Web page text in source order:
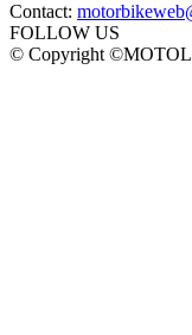
Contact:
FOLLOW US
© Copyright